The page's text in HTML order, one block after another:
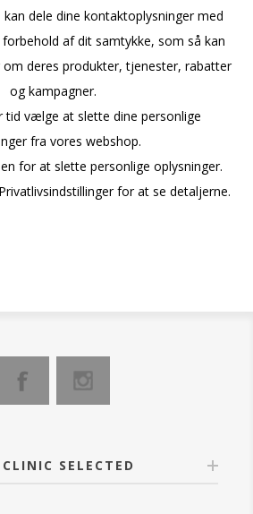
dele dine kontaktoplysninger med
af dit samtykke, som så kan
om deres produkter, tjenester, rabatter
og kampagner.
tid vælge at slette dine personlige
fra vores webshop.
for at slette personlige oplysninger.
for at se detaljerne.
SELECTED